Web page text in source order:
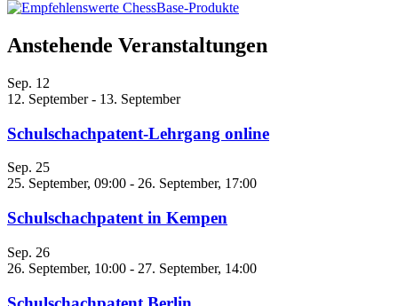
Anstehende Veranstaltungen
Sep. 12
12. September- 13. September
Schulschachpatent-Lehrgang online
Sep. 25
25. September, 09:00 - 26. September, 17:00
Schulschachpatent in Kempen
Sep. 26
26. September, 10:00 - 27. September, 14:00